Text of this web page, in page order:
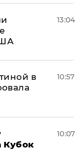
13:04
в
10:57
Кубок
10:07